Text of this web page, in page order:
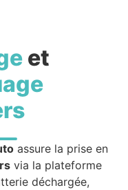
et
assure la prise en
via la plateforme
déchargée,